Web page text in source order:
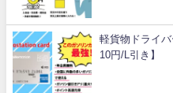
軽貨物ドライ
10円/L引き】